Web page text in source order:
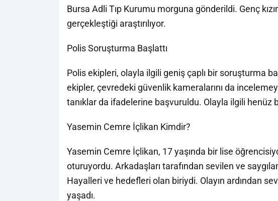
Bursa Adli Tıp Kurumu morguna gönderildi. Genç
gerçekleştiği araştırılıyor.
Polis Soruşturma Başlattı
Polis ekipleri, olayla ilgili geniş çaplı bir soruşturma
ekipler, çevredeki güvenlik kameralarını da
tanıklar da ifadelerine başvuruldu. Olayla ilgili henüz
Yasemin Cemre İçlikan Kimdir?
Yasemin Cemre İçlikan, 17 yaşında bir lise
oturuyordu. Arkadaşları tarafından sevilen ve
Hayalleri ve hedefleri olan biriydi. Olayın ardından
yaşadı.